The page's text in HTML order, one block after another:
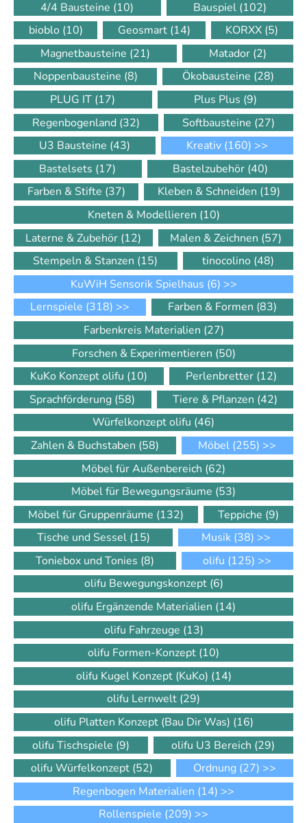
4/4 Bausteine (10) Bauspiel (102)
bioblo (10) Geosmart (14) KORXX (5)
Magnetbausteine (21) Matador (2)
Noppenbausteine (8) Ökobausteine (28)
PLUG IT (17) Plus Plus (9)
Regenbogenland (32) Softbausteine (27)
U3 Bausteine (43) Kreativ (160) >>
Bastelsets (17) Bastelzubehör (40)
Farben & Stifte (37) Kleben & Schneiden (19)
Kneten & Modellieren (10)
Laterne & Zubehör (12) Malen & Zeichnen (57)
Stempeln & Stanzen (15) tinocolino (48)
KuWiH Sensorik Spielhaus (6) >>
Lernspiele (318) >> Farben & Formen (83)
Farbenkreis Materialien (27)
Forschen & Experimentieren (50)
KuKo Konzept olifu (10) Perlenbretter (12)
Sprachförderung (58) Tiere & Pflanzen (42)
Würfelkonzept olifu (46)
Zahlen & Buchstaben (58) Möbel (255) >>
Möbel für Außenbereich (62)
Möbel für Bewegungsräume (53)
Möbel für Gruppenräume (132) Teppiche (9)
Tische und Sessel (15) Musik (38) >>
Toniebox und Tonies (8) olifu (125) >>
olifu Bewegungskonzept (6)
olifu Ergänzende Materialien (14)
olifu Fahrzeuge (13)
olifu Formen-Konzept (10)
olifu Kugel Konzept (KuKo) (14)
olifu Lernwelt (29)
olifu Platten Konzept (Bau Dir Was) (16)
olifu Tischspiele (9) olifu U3 Bereich (29)
olifu Würfelkonzept (52) Ordnung (27) >>
Regenbogen Materialien (14) >>
Rollenspiele (209) >>